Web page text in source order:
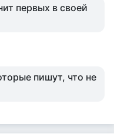
первых в своей
пишут, что не